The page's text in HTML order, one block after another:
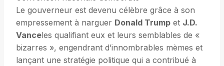
Le gouverneur est devenu célèbre grâce à son
empressement à narguer Donald Trump et J.D.
Vanceles qualifiant eux et leurs semblables de «
bizarres », engendrant d’innombrables mèmes et
lançant une stratégie politique qui a contribué à